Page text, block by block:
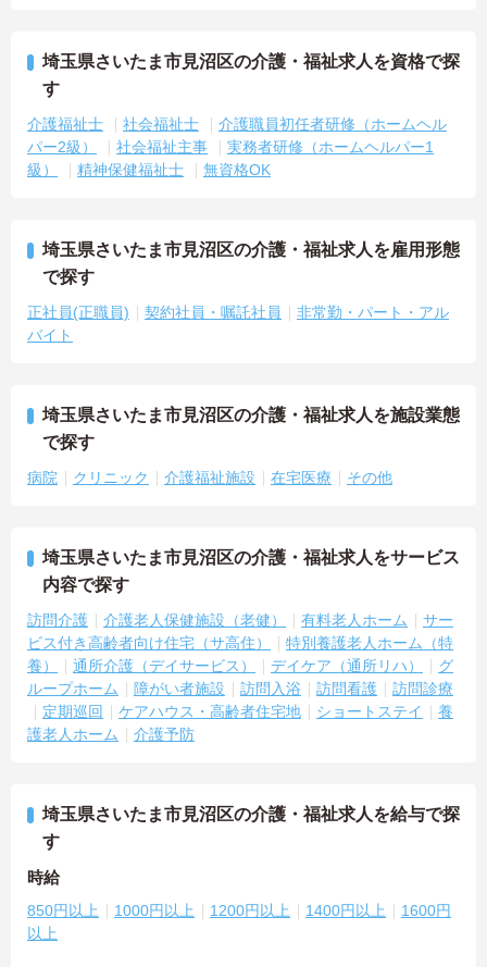
埼玉県さいたま市見沼区の介護・福祉求人を資格で探
す
介護福祉士 社会福祉士
介護職員初任者研修（ホームヘル
パー2級）
社会福祉主事
実務者研修（ホームヘルパー1
級）
精神保健福祉士 無資格OK
埼玉県さいたま市見沼区の介護・福祉求人を雇用形態
で探す
正社員(正職員) 契約社員・嘱託社員
非常勤・パート・アル
バイト
埼玉県さいたま市見沼区の介護・福祉求人を施設業態
で探す
病院 クリニック 介護福祉施設 在宅医療 その他
埼玉県さいたま市見沼区の介護・福祉求人をサービス
内容で探す
訪問介護 介護老人保健施設（老健） 有料老人ホーム
サー
ビス付き高齢者向け住宅（サ高住）
特別養護老人ホーム（特
養）
通所介護（デイサービス） デイケア（通所リハ）
グ
ループホーム
障がい者施設 訪問入浴 訪問看護
訪問診療
定期巡回
ケアハウス・高齢者住宅地 ショートステイ
養
護老人ホーム
介護予防
埼玉県さいたま市見沼区の介護・福祉求人を給与で探
す
時給
850円以上 1000円以上 1200円以上 1400円以上
1600円
以上